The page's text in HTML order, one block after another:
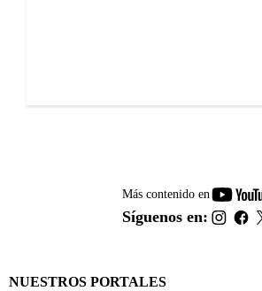
Más contenido en
Síguenos en:
NUESTROS PORTALES